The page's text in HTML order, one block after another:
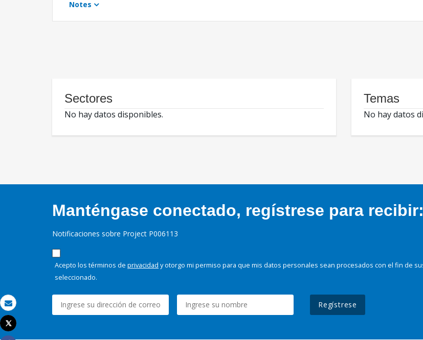
Correo electrónico
Imprimir
Tweet
Notes
Sectores
No hay datos disponibles.
Temas
No hay datos
Manténgase conectado, regístrese para recibir:
Notificaciones sobre Project P006113
Acepto los términos de privacidad y otorgo mi permiso para que mis datos personales sean procesados con el fin de
seleccionado.
Regístrese